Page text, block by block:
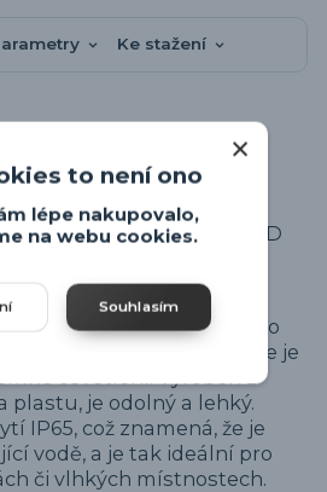
Ke stažení
je čtvercový vestavný LED
volbou pro osvětlení
s vysokou vlhkostí.
neutrální bílé světlo o
je ideální pro prostory, kde je
osvětlení. Vyroben z
plastu, je odolný a lehký.
IP65, což znamená, že je
vodě, a je tak ideální pro
či vlhkých místnostech.
to není ono
lépe nakupovalo,
na webu cookies.
Souhlasím